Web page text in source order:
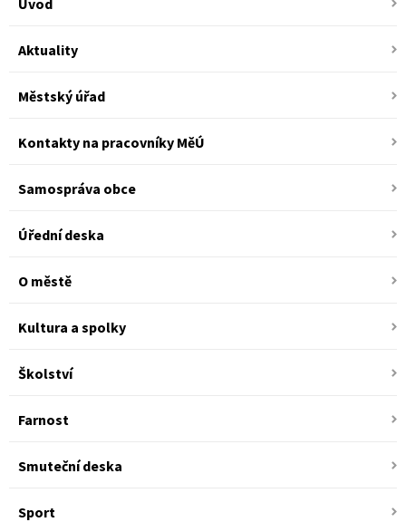
Úvod
Aktuality
Městský úřad
Kontakty na pracovníky MěÚ
Samospráva obce
Úřední deska
O městě
Kultura a spolky
Školství
Farnost
Smuteční deska
Sport